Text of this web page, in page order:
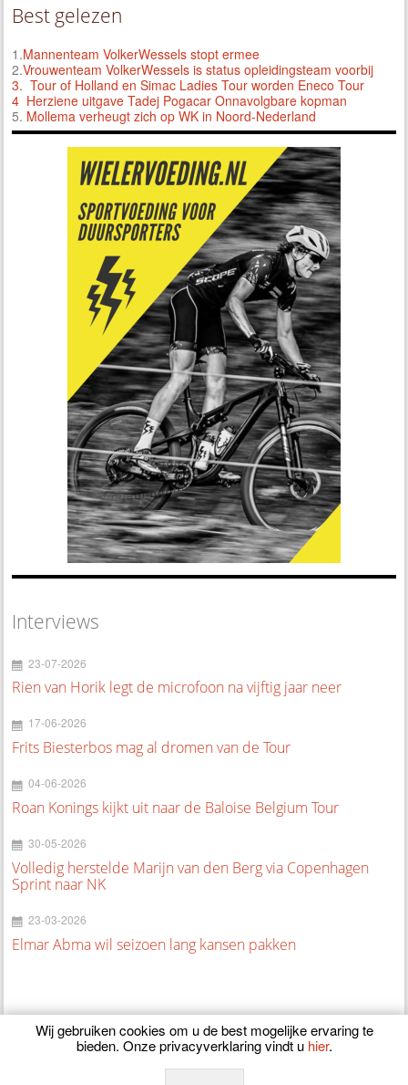
Best gelezen
1.Mannenteam VolkerWessels stopt ermee
2.Vrouwenteam VolkerWessels is status opleidingsteam voorbij
3. Tour of Holland en Simac Ladies Tour worden Eneco Tour
4 Herziene uitgave Tadej Pogacar Onnavolgbare kopman
5. Mollema verheugt zich op WK in Noord-Nederland
Interviews
23-07-2026
Rien van Horik legt de microfoon na vijftig jaar neer
17-06-2026
Frits Biesterbos mag al dromen van de Tour
04-06-2026
Roan Konings kijkt uit naar de Baloise Belgium Tour
30-05-2026
Volledig herstelde Marijn van den Berg via Copenhagen
Sprint naar NK
23-03-2026
Elmar Abma wil seizoen lang kansen pakken
Wij gebruiken cookies om u de best mogelijke ervaring te
bieden. Onze privacyverklaring vindt u hier.